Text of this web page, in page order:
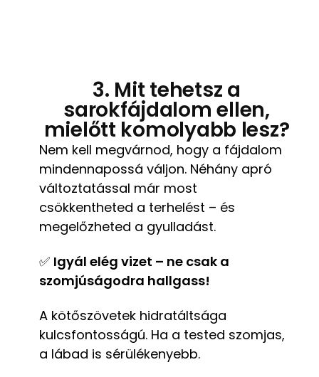
3. Mit tehetsz a
sarokfájdalom ellen,
mielőtt komolyabb lesz?
Nem kell megvárnod, hogy a fájdalom
mindennapossá váljon. Néhány apró
változtatással már most
csökkentheted a terhelést – és
megelőzheted a gyulladást.
✅ Igyál elég vizet – ne csak a
szomjúságodra hallgass!
A kötőszövetek hidratáltsága
kulcsfontosságú. Ha a tested szomjas,
a lábad is sérülékenyebb.